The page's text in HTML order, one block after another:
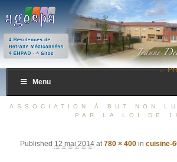
AGESPA
4 Résidences de Retraite Médicalisées 4 EHPAD – 4
Menu
ASSOCIATION À BUT NON
PAR LA LOI DE
←
Published 12 mai 2014 at780 × 400 incuisine-